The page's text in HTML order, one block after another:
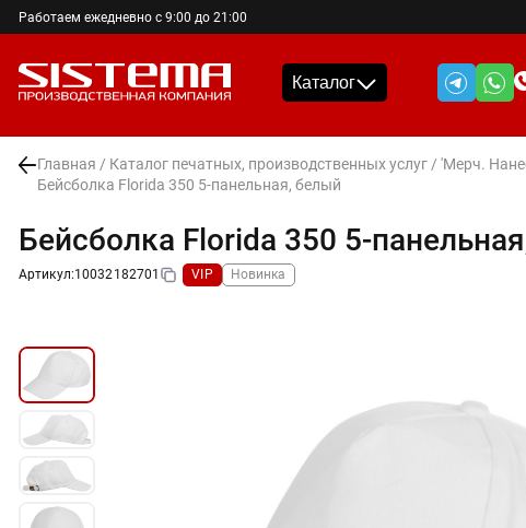
Работаем ежедневно с 9:00 до 21:00
Каталог
Главная / Каталог печатных, производственных услуг/ 'Мерч.
Бейсболка Florida 350 5-панельная, белый
Бейсболка Florida 350 5-
Артикул:10032182701 VIP Новинка